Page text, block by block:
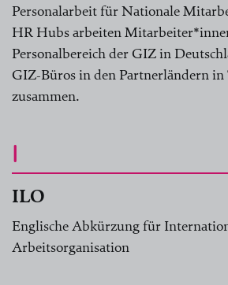
Personalarbeit für Nationale
HR Hubs arbeiten
Personalbereich der GIZ in
GIZ-Büros in den Partnerländern in
zusammen.
I
ILO
Englische Abkürzung für
Arbeitsorganisation